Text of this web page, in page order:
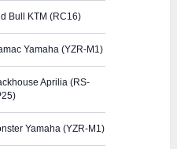
Bull KTM (RC16)
Yamaha (YZR-M1)
Aprilia (RS-
Yamaha (YZR-M1)